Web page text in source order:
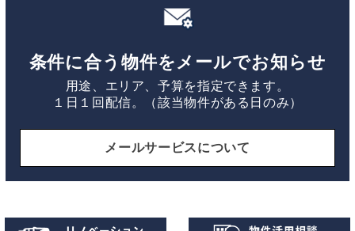
条件に合う物件をメールでお知らせ
用途、エリア、予算を指定できます。
１日１回配信。（該当物件がある日のみ）
メールサービスについて